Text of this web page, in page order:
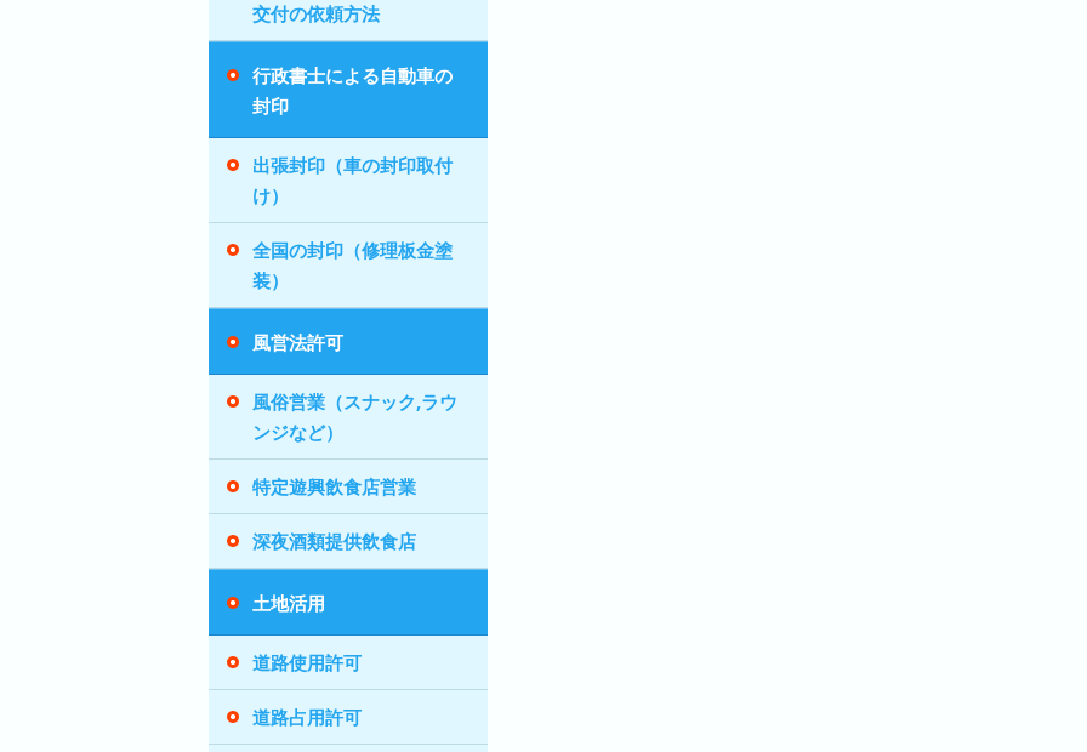
交付の依頼方法
行政書士による自動車の
封印
出張封印（車の封印取付
け）
全国の封印（修理板金塗
装）
風営法許可
風俗営業（スナック,ラウ
ンジなど）
特定遊興飲食店営業
深夜酒類提供飲食店
土地活用
道路使用許可
道路占用許可